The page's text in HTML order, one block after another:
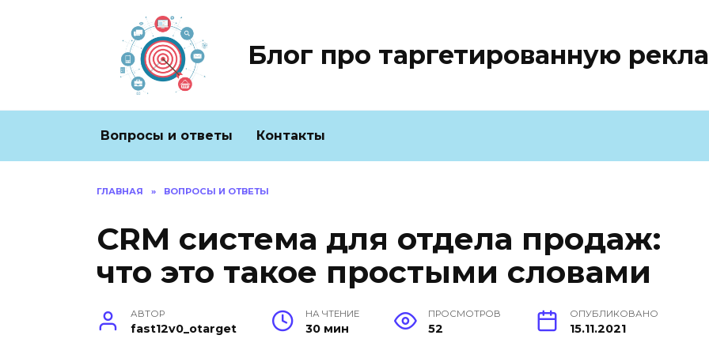
Блог про таргетированную
Вопросы и ответы Контакты
ГЛАВНАЯ » ВОПРОСЫ И ОТВЕТЫ
CRM система для отдела продаж:
что это такое простыми словами
АВТОР
fast12v0_otarget
НА ЧТЕНИЕ
30 мин
ПРОСМОТРОВ
52
ОПУБЛИКОВАНО
15.11.2021